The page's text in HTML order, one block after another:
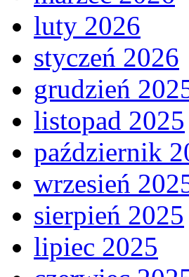
luty 2026
styczeń 2026
grudzień
listopad 2025
październik
wrzesień
sierpień 2025
lipiec 2025